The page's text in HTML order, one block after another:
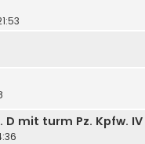
D mit turm Pz. Kpfw. IV